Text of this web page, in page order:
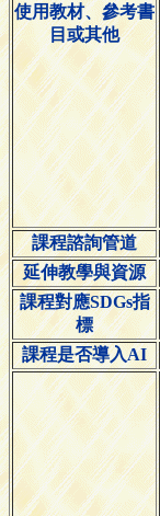
使用教材、參考書
目或其他
課程諮詢管道
延伸教學與資源
課程對應SDGs指
標
課程是否導入AI